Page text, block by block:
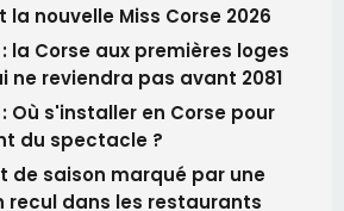
les restaurateurs corses
escroquerie au faux vendeur de